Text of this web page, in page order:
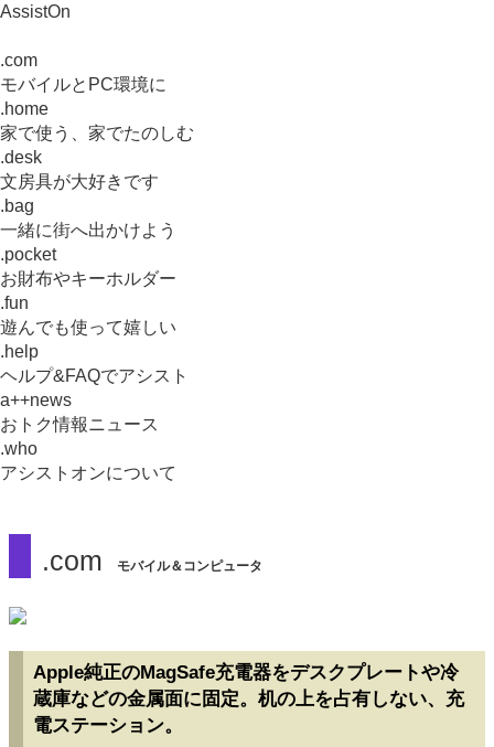
.com モバイル＆コンピュータ
Apple純正のMagSafe充電器をデスクプレートや冷
蔵庫などの金属面に固定。机の上を占有しない、充
電ステーション。
AssistOn
.com
モバイルとPC環境に
.home
家で使う、家でたのしむ
.desk
文房具が大好きです
.bag
一緒に街へ出かけよう
.pocket
お財布やキーホルダー
.fun
遊んでも使って嬉しい
.help
ヘルプ&FAQでアシスト
a++news
おトク情報ニュース
.who
アシストオンについて